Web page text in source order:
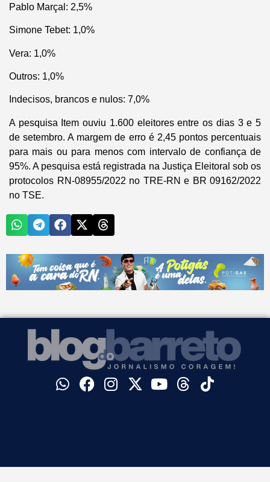
Pablo Marçal: 2,5%
Simone Tebet: 1,0%
Vera: 1,0%
Outros: 1,0%
Indecisos, brancos e nulos: 7,0%
A pesquisa Item ouviu 1.600 eleitores entre os dias 3 e 5
de setembro. A margem de erro é 2,45 pontos percentuais
para mais ou para menos com intervalo de confiança de
95%. A pesquisa está registrada na Justiça Eleitoral sob os
protocolos RN-08955/2022 no TRE-RN e BR 09162/2022
no TSE.